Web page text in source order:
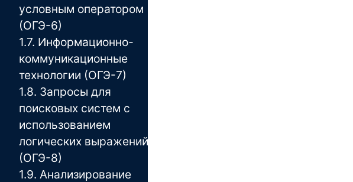
условным оператором
(ОГЭ-6)
1.7. Информационно-
коммуникационные
технологии (ОГЭ-7)
1.8. Запросы для
поисковых систем с
использованием
логических выражений
(ОГЭ-8)
1.9. Анализирование